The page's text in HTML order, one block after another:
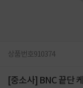
상품번호910374
[중소사] BNC 끝단